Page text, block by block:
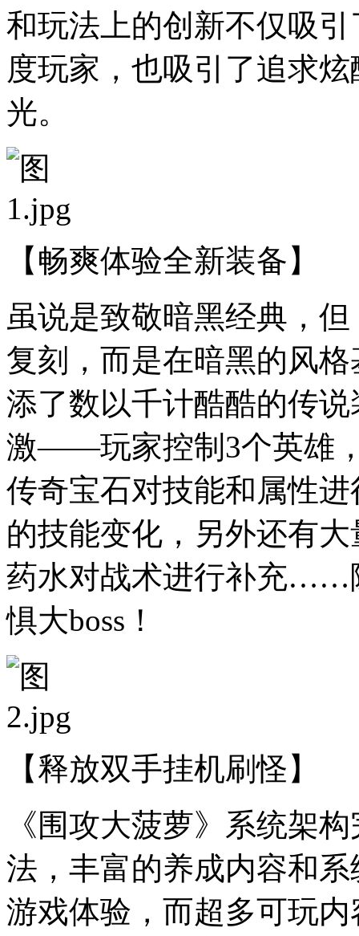
和玩法上的创新不仅吸
度玩家，也吸引了追求
光。
【畅爽体验全新装备】
虽说是致敬暗黑经典，
复刻，而是在暗黑的风
添了数以千计酷酷的传
激——玩家控制3个英雄
传奇宝石对技能和属性
的技能变化，另外还有
药水对战术进行补充……
惧大boss！
【释放双手挂机刷怪】
《围攻大菠萝》系统架
法，丰富的养成内容和
游戏体验，而超多可玩